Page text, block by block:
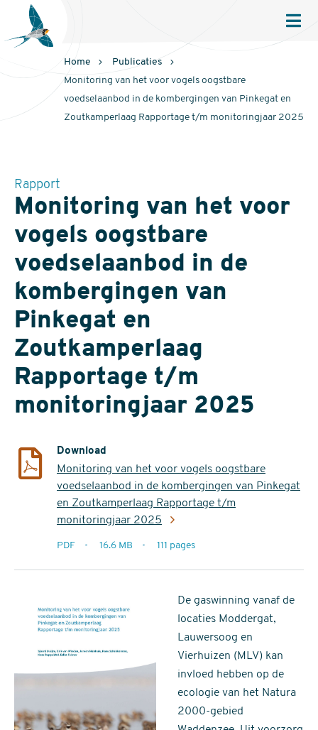
Sovon
Homepage
Home
Publicaties
Monitoring van het voor vogels oogstbare
voedselaanbod in de kombergingen van Pinkegat en
Zoutkamperlaag Rapportage t/m monitoringjaar 2025
Rapport
Monitoring van het voor
vogels oogstbare
voedselaanbod in de
kombergingen van
Pinkegat en
Zoutkamperlaag
Rapportage t/m
monitoringjaar 2025
Download
Monitoring van het voor vogels oogstbare
voedselaanbod in de kombergingen van Pinkegat
en Zoutkamperlaag Rapportage t/m
monitoringjaar 2025
extensie
PDF
16.6 MB
111 pages
De gaswinning vanaf de
locaties Moddergat,
Lauwersoog en
Vierhuizen (MLV) kan
invloed hebben op de
ecologie van het Natura
2000-gebied